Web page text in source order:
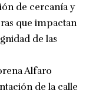
de cercanía y
que impactan
de las
Alfaro
de la calle